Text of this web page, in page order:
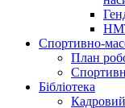
Спортивно-
План
Бібліотека